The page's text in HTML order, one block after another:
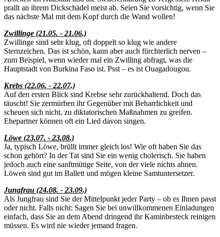
prallt an ihrem Dickschädel meist ab. Seien Sie vorsichtig, wenn Sie
das nächste Mal mit dem Kopf durch die Wand wollen!
Zwillinge (21.05. - 21.06.)
Zwillinge sind sehr klug, oft doppelt so klug wie andere
Sternzeichen. Das ist schön, kann aber auch fürchterlich nerven –
zum Beispiel, wenn wieder mal ein Zwilling abfragt, was die
Hauptstadt von Burkina Faso ist. Psst – es ist Ouagadougou.
Krebs (22.06. - 22.07.)
Auf den ersten Blick sind Krebse sehr zurückhaltend. Doch das
täuscht! Sie zermürben ihr Gegenüber mit Beharrlichkeit und
scheuen sich nicht, zu diktatorischen Maßnahmen zu greifen.
Ehepartner können oft ein Lied davon singen.
Löwe (23.07. - 23.08.)
Ja, typisch Löwe, brüllt immer gleich los! Wie oft haben Sie das
schon gehört? In der Tat sind Sie ein wenig cholerisch. Sie haben
jedoch auch eine sanftmütige Seite, von der viele nichts ahnen.
Löwen sind gut im Ballett und mögen kleine Samtuntersetzer.
Jungfrau (24.08. - 23.09.)
Als Jungfrau sind Sie der Mittelpunkt jeder Party – ob es Ihnen passt
oder nicht. Falls nicht: Sagen Sie bei unwillkommenen Einladungen
einfach, dass Sie an dem Abend dringend ihr Kaminbesteck reinigen
müssen. Es wird nie wieder jemand fragen.